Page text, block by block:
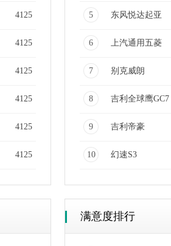
4125
4125
4125
4125
4125
4125
5 东风悦达起亚
6 上汽通用五菱
7 别克威朗
8 吉利全球鹰GC7
9 吉利帝豪
10 幻速S3
满意度排行